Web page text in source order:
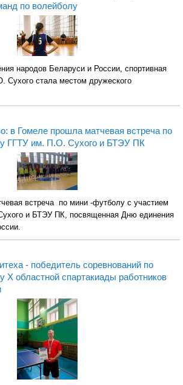
по волейболу
народов Беларуси и России, спортивная
стала местом дружеского
в Гомеле прошла матчевая встреча по
ГГТУ им. П.О. Сухого и БТЭУ ПК
встреча по мини -футболу с участием
и БТЭУ ПК, посвященная Дню единения
- победитель соревнований по
X областной спартакиады работников